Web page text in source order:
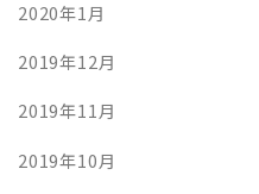
2020年1月
2019年12月
2019年11月
2019年10月